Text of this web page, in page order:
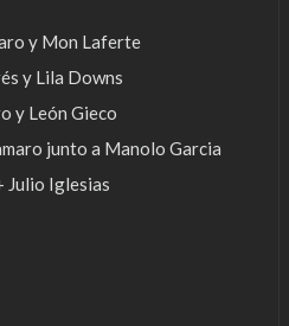
y Mon Laferte
y Lila Downs
y León Gieco
junto a Manolo Garcia
Julio Iglesias